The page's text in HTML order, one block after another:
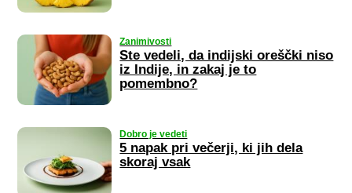
Zanimivosti
Ste vedeli, da indijski oreščki niso
iz Indije, in zakaj je to
pomembno?
Dobro je vedeti
5 napak pri večerji, ki jih dela
skoraj vsak